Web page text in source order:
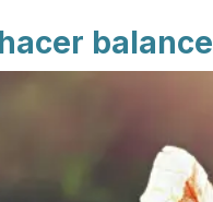
balance